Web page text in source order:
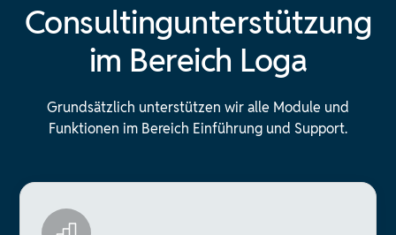
Consultingunterstützung
im Bereich Loga
Grundsätzlich unterstützen wir alle Module und
Funktionen im Bereich Einführung und Support.